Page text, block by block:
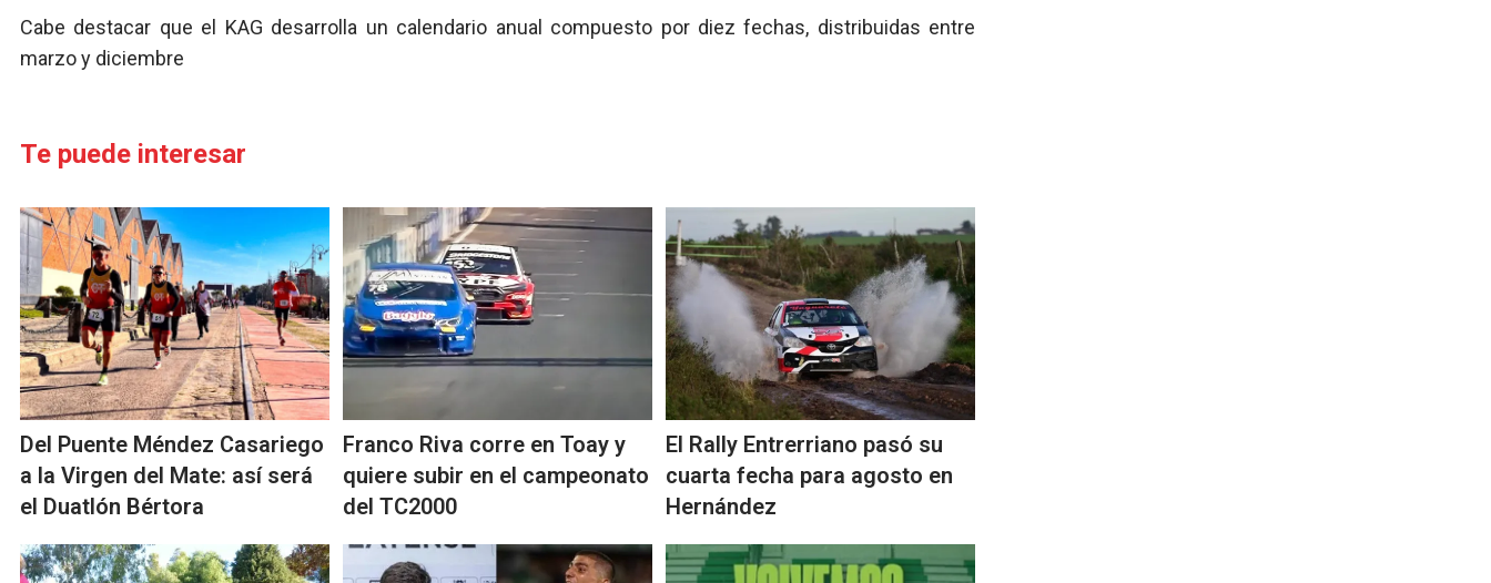
Cabe destacar que el KAG desarrolla un calendario anual compuesto por diez fechas, distribuidas entre
marzo y diciembre
Te puede interesar
Del Puente Méndez Casariego
a la Virgen del Mate: así será
el Duatlón Bértora
Franco Riva corre en Toay y
quiere subir en el campeonato
del TC2000
El Rally Entrerriano pasó su
cuarta fecha para agosto en
Hernández